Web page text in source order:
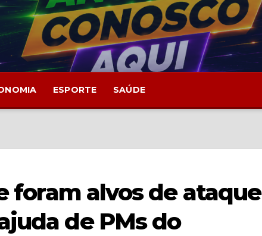
ESPORTE SAÚDE
foram alvos de ataque
de PMs do